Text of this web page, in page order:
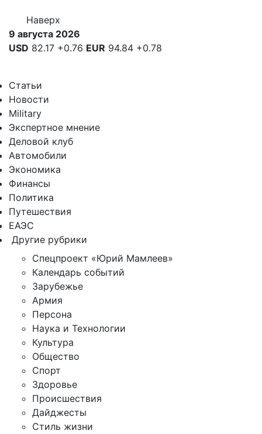
Наверх
9 августа 2026
USD 82.17 +0.76 EUR 94.84 +0.78
Статьи
Новости
Military
Экспертное мнение
Деловой клуб
Автомобили
Экономика
Финансы
Политика
Путешествия
ЕАЭС
Другие рубрики
Спецпроект «Юрий Мамлеев»
Календарь событий
Зарубежье
Армия
Персона
Наука и Технологии
Культура
Общество
Спорт
Здоровье
Происшествия
Дайджесты
Стиль жизни